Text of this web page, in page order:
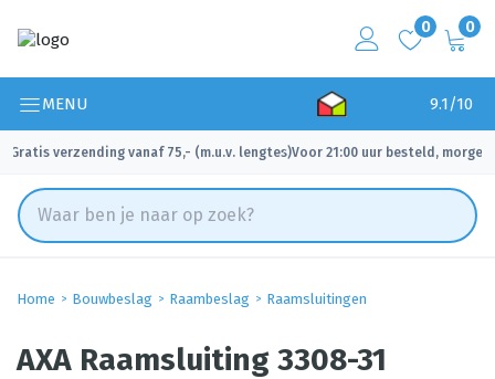
0 0
MENU 9.1/10
Gratis verzending vanaf 75,- (m.u.v. lengtes)
✓ Voor 21:00 uur besteld, morgen
Home Bouwbeslag Raambeslag Raamsluitingen
AXA Raamsluiting 3308-31